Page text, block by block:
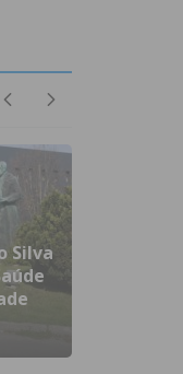
Silva